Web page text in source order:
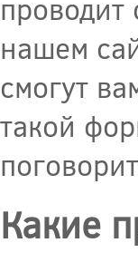
проводит
нашем
смогут
такой
Какие